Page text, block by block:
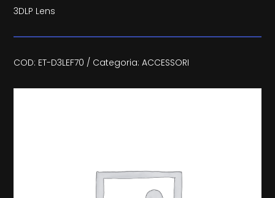
3DLP Lens
COD: ET-D3LEF70 Categoria: ACCESSORI